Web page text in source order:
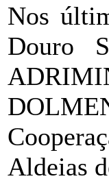
Nos
Douro
Aldeias